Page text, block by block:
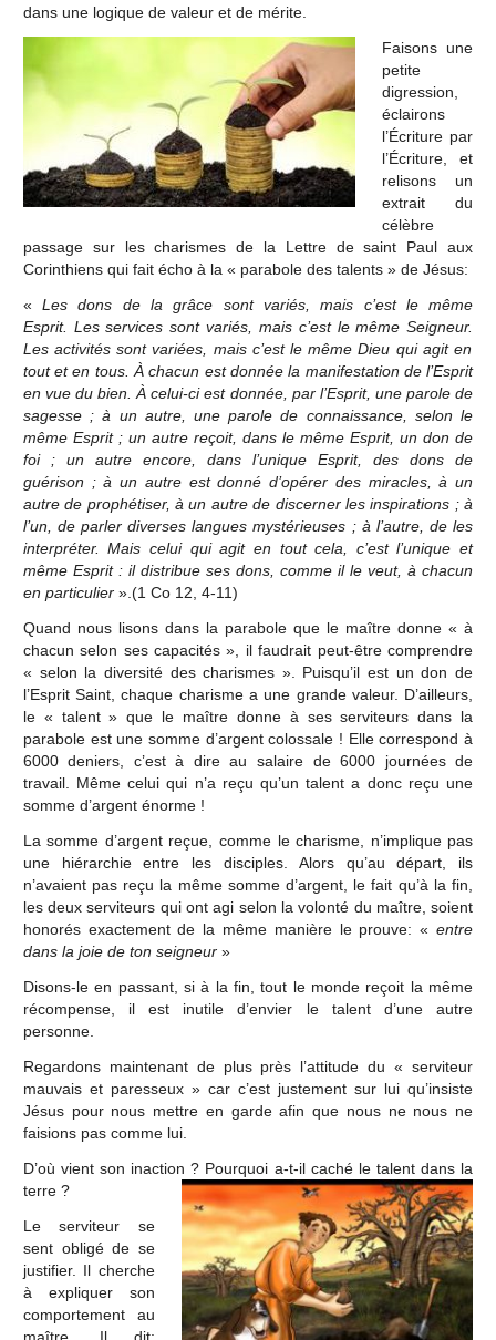
dans une logique de valeur et de mérite.
Faisons une
petite
digression,
éclairons
l’Écriture par
l’Écriture, et
relisons un
extrait du
célèbre
passage sur les charismes de la Lettre de saint Paul aux
Corinthiens qui fait écho à la « parabole des talents » de Jésus:
«Les dons de la grâce sont variés, mais c’est le même
Esprit. Les services sont variés, mais c’est le même Seigneur.
Les activités sont variées, mais c’est le même Dieu qui agit en
tout et en tous. À chacun est donnée la manifestation de l’Esprit
en vue du bien. À celui-ci est donnée, par l’Esprit, une parole de
sagesse ; à un autre, une parole de connaissance, selon le
même Esprit ; un autre reçoit, dans le même Esprit, un don de
foi ; un autre encore, dans l’unique Esprit, des dons de
guérison ; à un autre est donné d’opérer des miracles, à un
autre de prophétiser, à un autre de discerner les inspirations ; à
l’un, de parler diverses langues mystérieuses ; à l’autre, de les
interpréter. Mais celui qui agit en tout cela, c’est l’unique et
même Esprit : il distribue ses dons, comme il le veut, à chacun
en particulier».(1 Co 12, 4-11)
Quand nous lisons dans la parabole que le maître donne « à
chacun selon ses capacités », il faudrait peut-être comprendre
« selon la diversité des charismes ». Puisqu’il est un don de
l’Esprit Saint, chaque charisme a une grande valeur. D’ailleurs,
le « talent » que le maître donne à ses serviteurs dans la
parabole est une somme d’argent colossale ! Elle correspond à
6000 deniers, c’est à dire au salaire de 6000 journées de
travail. Même celui qui n’a reçu qu’un talent a donc reçu une
somme d’argent énorme !
La somme d’argent reçue, comme le charisme, n’implique pas
une hiérarchie entre les disciples. Alors qu’au départ, ils
n’avaient pas reçu la même somme d’argent, le fait qu’à la fin,
les deux serviteurs qui ont agi selon la volonté du maître, soient
honorés exactement de la même manière le prouve: «entre
dans la joie de ton seigneur »
Disons-le en passant, si à la fin, tout le monde reçoit la même
récompense, il est inutile d’envier le talent d’une autre
personne.
Regardons maintenant de plus près l’attitude du « serviteur
mauvais et paresseux » car c’est justement sur lui qu’insiste
Jésus pour nous mettre en garde afin que nous ne nous ne
faisions pas comme lui.
D’où vient son inaction ? Pourquoi a-t-il caché le talent dans la
terre ?
Le serviteur se
sent obligé de se
justifier. Il cherche
à expliquer son
comportement au
maître. Il dit: